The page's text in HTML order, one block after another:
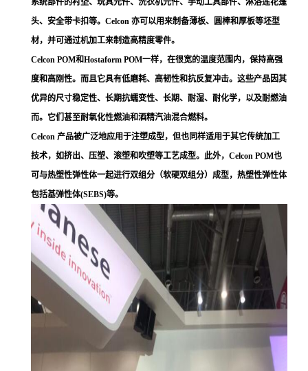
系统部件的衬垫、玩具元件、洗衣机元件、手动工具部件、淋浴莲花篷
头、安全带卡扣等。Celcon 亦可以用来制备薄板、圆棒和厚板等坯型
材，并可通过机加工来制造高精度零件。
Celcon POM和Hostaform POM一样，在很宽的温度范围内，保持高强
度和高刚性。而且它具有低磨耗、高韧性和抗反复冲击。这些产品因其
优异的尺寸稳定性、长期抗蠕变性、长期、耐湿、耐化学，以及耐燃油
而。它们甚至耐氧化性燃油和酒精汽油混合燃料。
Celcon 产品被广泛地应用于注塑成型，但也同样适用于其它传统加工
技术，如挤出、压塑、滚塑和吹塑等工艺成型。此外，Celcon POM也
可与热塑性弹性体一起进行双组分（软硬双组分）成型，热塑性弹性体
包括基弹性体(SEBS)等。